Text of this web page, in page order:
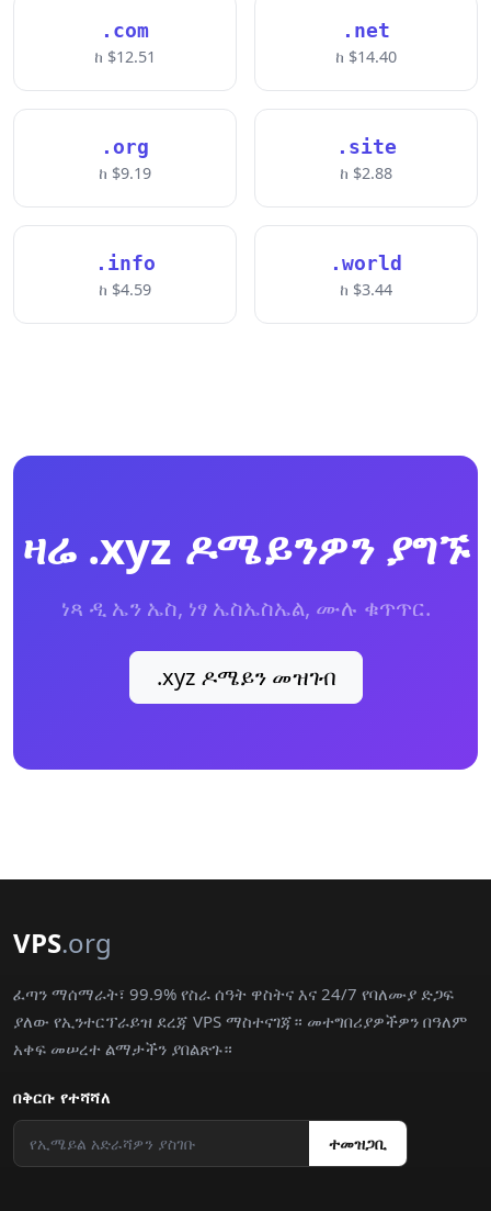
.com
ከ $12.51
.net
ከ $14.40
.org
ከ $9.19
.site
ከ $2.88
.info
ከ $4.59
.world
ከ $3.44
ዛሬ .xyz ዶሜይንዎን ያግኙ
ነጻ ዲ ኤን ኤስ, ነፃ ኤስኤስኤል, ሙሉ ቁጥጥር.
.xyz ዶሜይን መዝገብ
VPS.org
ፈጣን ማሰማራት፣ 99.9% የስራ ሰዓት ዋስትና እና 24/7 የባለሙያ ድጋፍ
ያለው የኢንተርፕራይዝ ደረጃ VPS ማስተናገጃ። መተግበሪያዎችዎን በዓለም
አቀፍ መሠረተ ልማታችን ያበልጽጉ።
በቅርቡ የተሻሻለ
ተመዝጋቢ